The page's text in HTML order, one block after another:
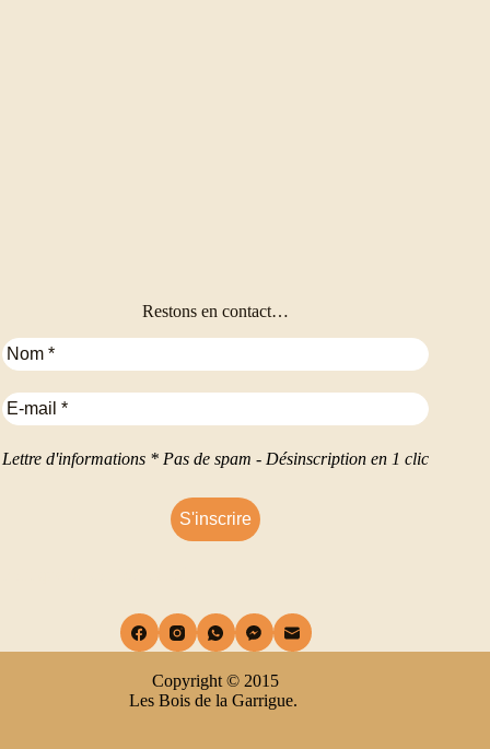
Restons en contact…
Lettre d'informations * Pas de spam - Désinscription en 1 clic
Copyright © 2015
Les Bois de la Garrigue.